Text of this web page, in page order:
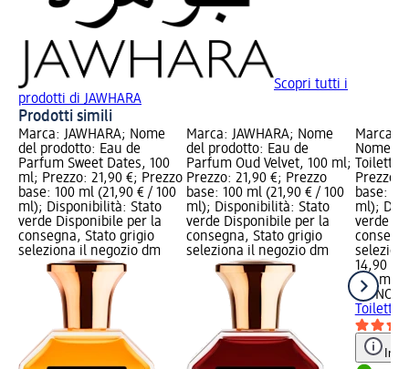
Scopri tutti i
prodotti di JAWHARA
Prodotti simili
Marca: JAWHARA; Nome
del prodotto: Eau de
Parfum Sweet Dates, 100
ml; Prezzo: 21,90 €; Prezzo
base: 100 ml (21,90 € / 100
ml); Disponibilità: Stato
verde Disponibile per la
consegna, Stato grigio
seleziona il negozio dm
Marca: JAWHARA; Nome
del prodotto: Eau de
Parfum Oud Velvet, 100 ml;
Prezzo: 21,90 €; Prezzo
base: 100 ml (21,90 € / 100
ml); Disponibilità: Stato
verde Disponibile per la
consegna, Stato grigio
seleziona il negozio dm
Marca:
Nome
Toilette
Prezzo:
base:
ml);
verde
14,90 €
100 ml
Toilette